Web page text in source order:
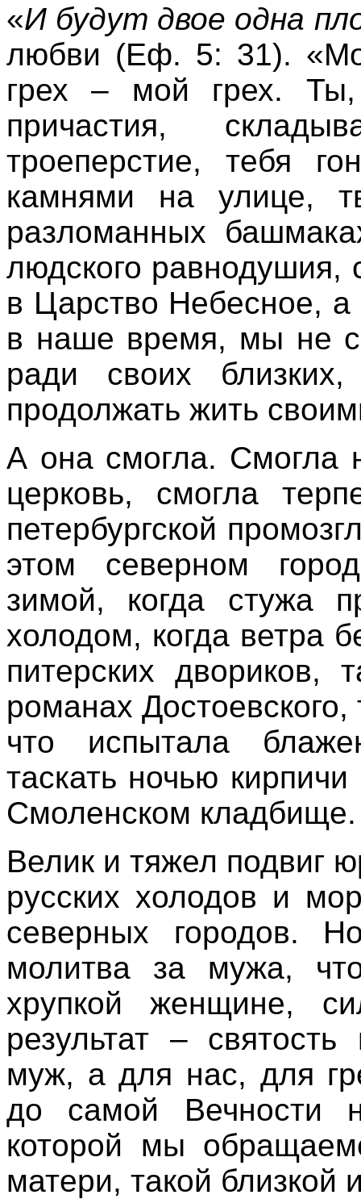
«И будут двое одна
любви (Еф. 5: 31).
грех – мой грех.
причастия,
троеперстие, тебя
камнями на улице,
разломанных
людского равнодушия,
в Царство Небесное,
в наше время, мы не
ради своих
продолжать жить
А она смогла. Смогла
церковь, смогла
петербургской
этом северном
зимой, когда стужа
холодом, когда ветра
питерских двориков,
романах
что испытала
таскать ночью
Смоленском кладбище.
Велик и тяжел подвиг
русских холодов и
северных городов.
молитва за мужа,
хрупкой женщине,
результат –
муж, а для нас, для
до самой Вечности
которой мы
матери, такой близкой